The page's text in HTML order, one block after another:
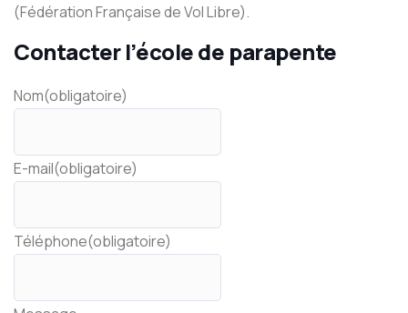
(Fédération Française de Vol Libre).
Contacter l’école de parapente
Nom(obligatoire)
E-mail(obligatoire)
Téléphone(obligatoire)